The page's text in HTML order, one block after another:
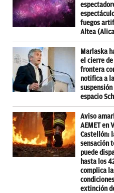
fuegos
Altea
Marlaska
el cierre
frontera
notifica a
suspensión
espacio
Aviso
AEMET en
Castellón:
sensación
puede
hasta los
complica
extinción